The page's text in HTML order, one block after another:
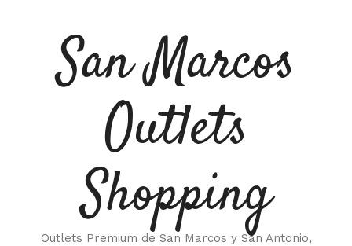
contenidoSan Marcos
Outlets
Shopping
Outlets Premium de San Marcos y San Antonio,